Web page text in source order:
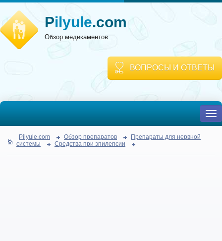
Pilyule.com
Обзор медикаментов
ВОПРОСЫ И ОТВЕТЫ
Pilyule.com Обзор препаратов
Препараты для нервной
системы
Средства при эпилепсии